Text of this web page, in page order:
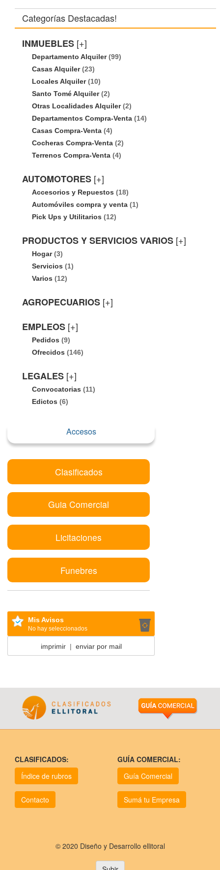
Categorías Destacadas!
INMUEBLES [+]
Departamento Alquiler(99)
Casas Alquiler(23)
Locales Alquiler(10)
Santo Tomé Alquiler(2)
Otras Localidades Alquiler(2)
Departamentos Compra-Venta (14)
Casas Compra-Venta (4)
Cocheras Compra-Venta (2)
Terrenos Compra-Venta (4)
AUTOMOTORES [+]
Accesorios y Repuestos (18)
Automóviles compra y venta (1)
Pick Ups y Utilitarios (12)
PRODUCTOS Y SERVICIOS VARIOS [+]
Hogar(3)
Servicios (1)
Varios (12)
AGROPECUARIOS [+]
EMPLEOS [+]
Pedidos (9)
Ofrecidos (146)
LEGALES [+]
Convocatorias (11)
Edictos (6)
Accesos
Clasificados
Guia Comercial
Licitaciones
Funebres
Mis Avisos
No hay seleccionados
imprimir| enviar por mail
CLASIFICADOS:
Índice de rubros
Contacto
GUÍA COMERCIAL:
Guía Comercial
Sumá tu Empresa
© 2020 Diseño y Desarrollo ellitoral